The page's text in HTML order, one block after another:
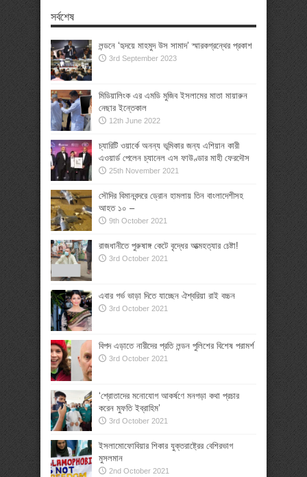
সর্বশেষ
লন্ডনে ‘হৃদয়ে মাহমুদ উস সামাদ’ স্মারকগ্রন্থের প্রকাশ
3rd September 2023
মিডিয়ালিংক এর এমডি মুজিব ইসলামের মাতা মায়ারুন
নেছার ইন্তেকাল
12th June 2022
চ্যারিটি ওয়ার্কে অনন্য ভূমিকার জন্য এশিয়ান কারী
এওয়ার্ড পেলেন চ্যানেল এস ফাউণ্ডার মাহী ফেরদৌস
25th November 2021
সৌদির বিমানবন্দরে ড্রোন হামলায় তিন বাংলাদেশীসহ
আহত ১০ –
9th October 2021
রাজধানীতে পুরুষাঙ্গ কেটে বৃদ্ধের আত্মহত্যার চেষ্টা!
3rd October 2021
এবার গর্ভ ভাড়া দিতে যাচ্ছেন ঐশ্বরিয়া রাই বচ্চন
3rd October 2021
বিপদ এড়াতে নারীদের প্রতি লন্ডন পুলিশের বিশেষ পরামর্শ
3rd October 2021
‘শ্রোতাদের মনোযোগ আকর্ষণে মনগড়া কথা প্রচার
করেন মুফতি ইব্রাহিম’
3rd October 2021
ইসলামোফোবিয়ার শিকার যুক্তরাষ্ট্রের বেশিরভাগ
মুসলমান
2nd October 2021